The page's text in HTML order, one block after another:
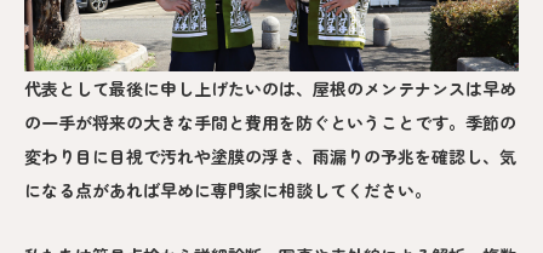
代表として最後に申し上げたいのは、屋根のメンテナンスは早め
の一手が将来の大きな手間と費用を防ぐということです。季節の
変わり目に目視で汚れや塗膜の浮き、雨漏りの予兆を確認し、気
になる点があれば早めに専門家に相談してください。